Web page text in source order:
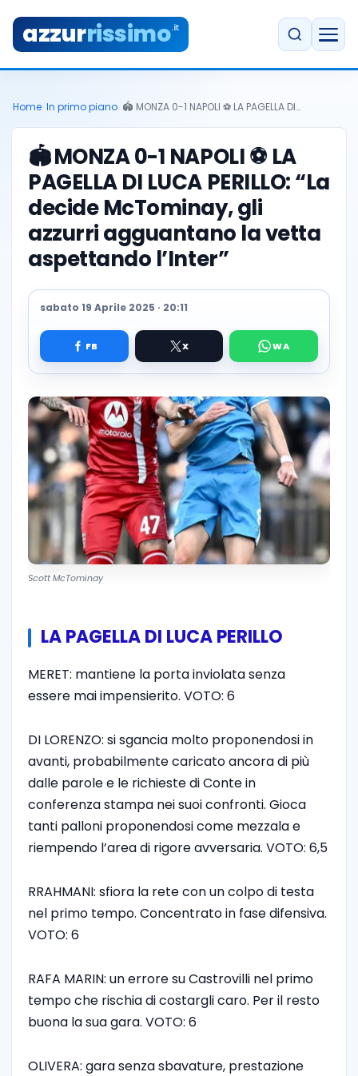
azzurrissimo.it
Home In primo piano 🏟️ MONZA 0-1 NAPOLI ⚽ LA PAGELLA DI…
🏟️MONZA 0-1 NAPOLI ⚽ LA
PAGELLA DI LUCA PERILLO: “La
decide McTominay, gli
azzurri agguantano la vetta
aspettando l’Inter”
sabato 19 Aprile 2025 · 20:11
Scott McTominay
LA PAGELLA DI LUCA PERILLO
MERET: mantiene la porta inviolata senza
essere mai impensierito. VOTO: 6
DI LORENZO: si sgancia molto proponendosi in
avanti, probabilmente caricato ancora di più
dalle parole e le richieste di Conte in
conferenza stampa nei suoi confronti. Gioca
tanti palloni proponendosi come mezzala e
riempendo l’area di rigore avversaria. VOTO: 6,5
RRAHMANI: sfiora la rete con un colpo di testa
nel primo tempo. Concentrato in fase difensiva.
VOTO: 6
RAFA MARIN: un errore su Castrovilli nel primo
tempo che rischia di costargli caro. Per il resto
buona la sua gara. VOTO: 6
OLIVERA: gara senza sbavature, prestazione